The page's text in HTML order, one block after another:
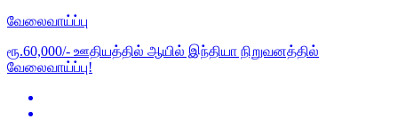
வேலைவாய்ப்பு
ரூ.60,000/- ஊதியத்தில் ஆயில் இந்தியா நிறுவனத்தில்
வேலைவாய்ப்பு!